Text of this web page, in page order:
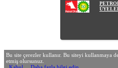
Bu site çerezler kullanır. Bu siteyi kullanmaya
etmiş olursunuz.